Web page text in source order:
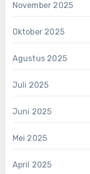
November 2025
Oktober 2025
Agustus 2025
Juli 2025
Juni 2025
Mei 2025
April 2025